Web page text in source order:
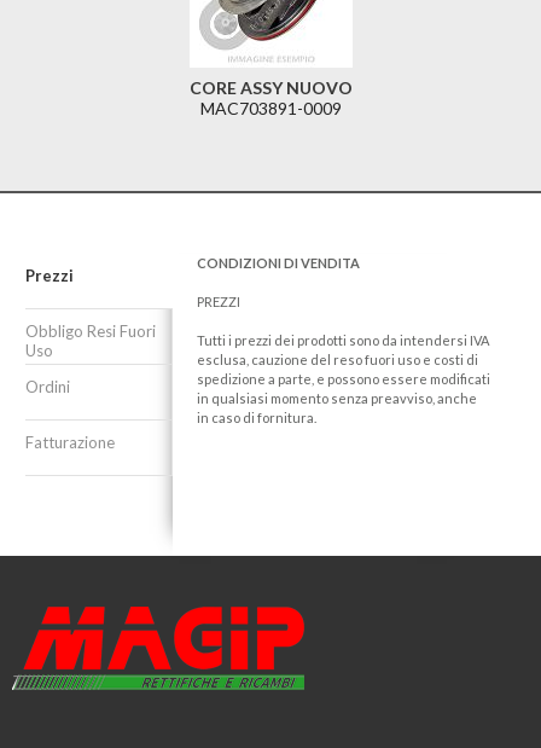
CORE ASSY NUOVO
MAC703891-0009
Prezzi
Obbligo Resi Fuori
Uso
Ordini
Fatturazione
CONDIZIONI DI VENDITA
PREZZI
Tutti i prezzi dei prodotti sono da intendersi IVA
esclusa, cauzione del reso fuori uso e costi di
spedizione a parte, e possono essere modificati
in qualsiasi momento senza preavviso, anche
in caso di fornitura.